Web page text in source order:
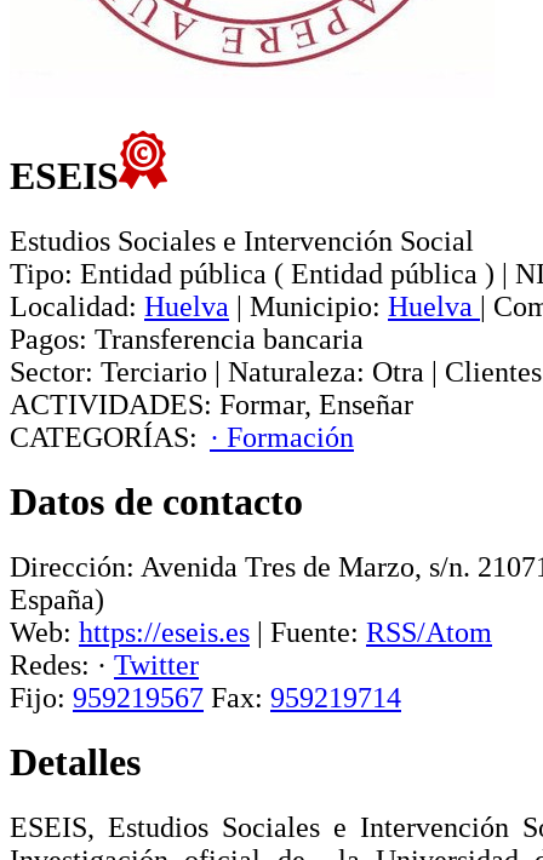
ESEIS
Estudios Sociales e Intervención Social
Tipo: Entidad pública ( Entidad pública ) |
Localidad: Huelva | Municipio: Huelva |
Pagos: Transferencia bancaria
Sector: Terciario | Naturaleza: Otra |
ACTIVIDADES: Formar, Enseñar
CATEGORÍAS: · Formación
Datos de contacto
Dirección: Avenida Tres de Marzo, s/n.
España)
Web: https://eseis.es | Fuente: RSS/Atom
Redes: · Twitter
Fijo: 959219567 Fax: 959219714
Detalles
ESEIS, Estudios Sociales e Intervención